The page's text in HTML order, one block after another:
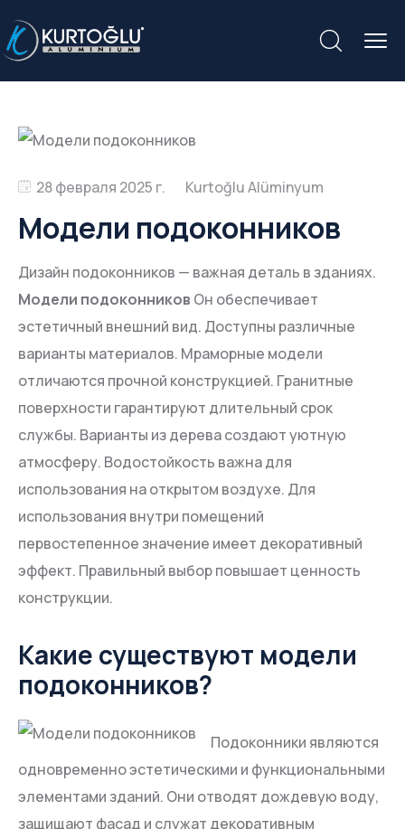
28 февраля 2025 г.
Модели подоконников
Дизайн подоконников — важная деталь в зданиях.
Модели подоконников Он обеспечивает
эстетичный внешний вид. Доступны различные
варианты материалов. Мраморные модели
отличаются прочной конструкцией. Гранитные
поверхности гарантируют длительный срок
службы. Варианты из дерева создают уютную
атмосферу. Водостойкость важна для
использования на открытом воздухе. Для
использования внутри помещений
первостепенное значение имеет декоративный
эффект. Правильный выбор повышает ценность
конструкции.
Какие существуют модели
подоконников?
Подоконники являются
одновременно эстетическими и функциональными
элементами зданий. Они отводят дождевую воду,
защищают фасад и служат декоративным